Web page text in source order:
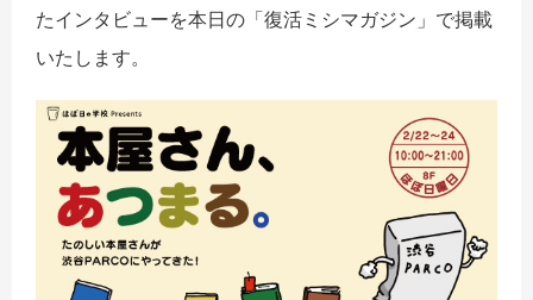
たインタビューを本日の「復活ミシマガジン」で掲載
いたします。